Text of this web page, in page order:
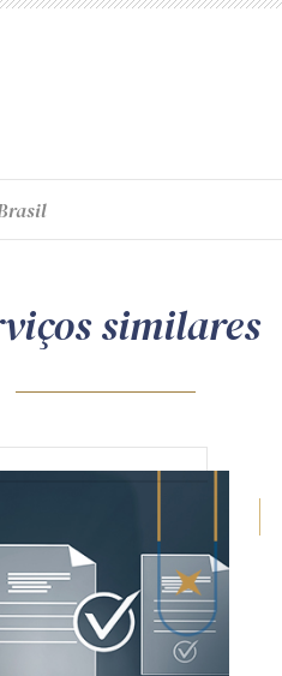
similares